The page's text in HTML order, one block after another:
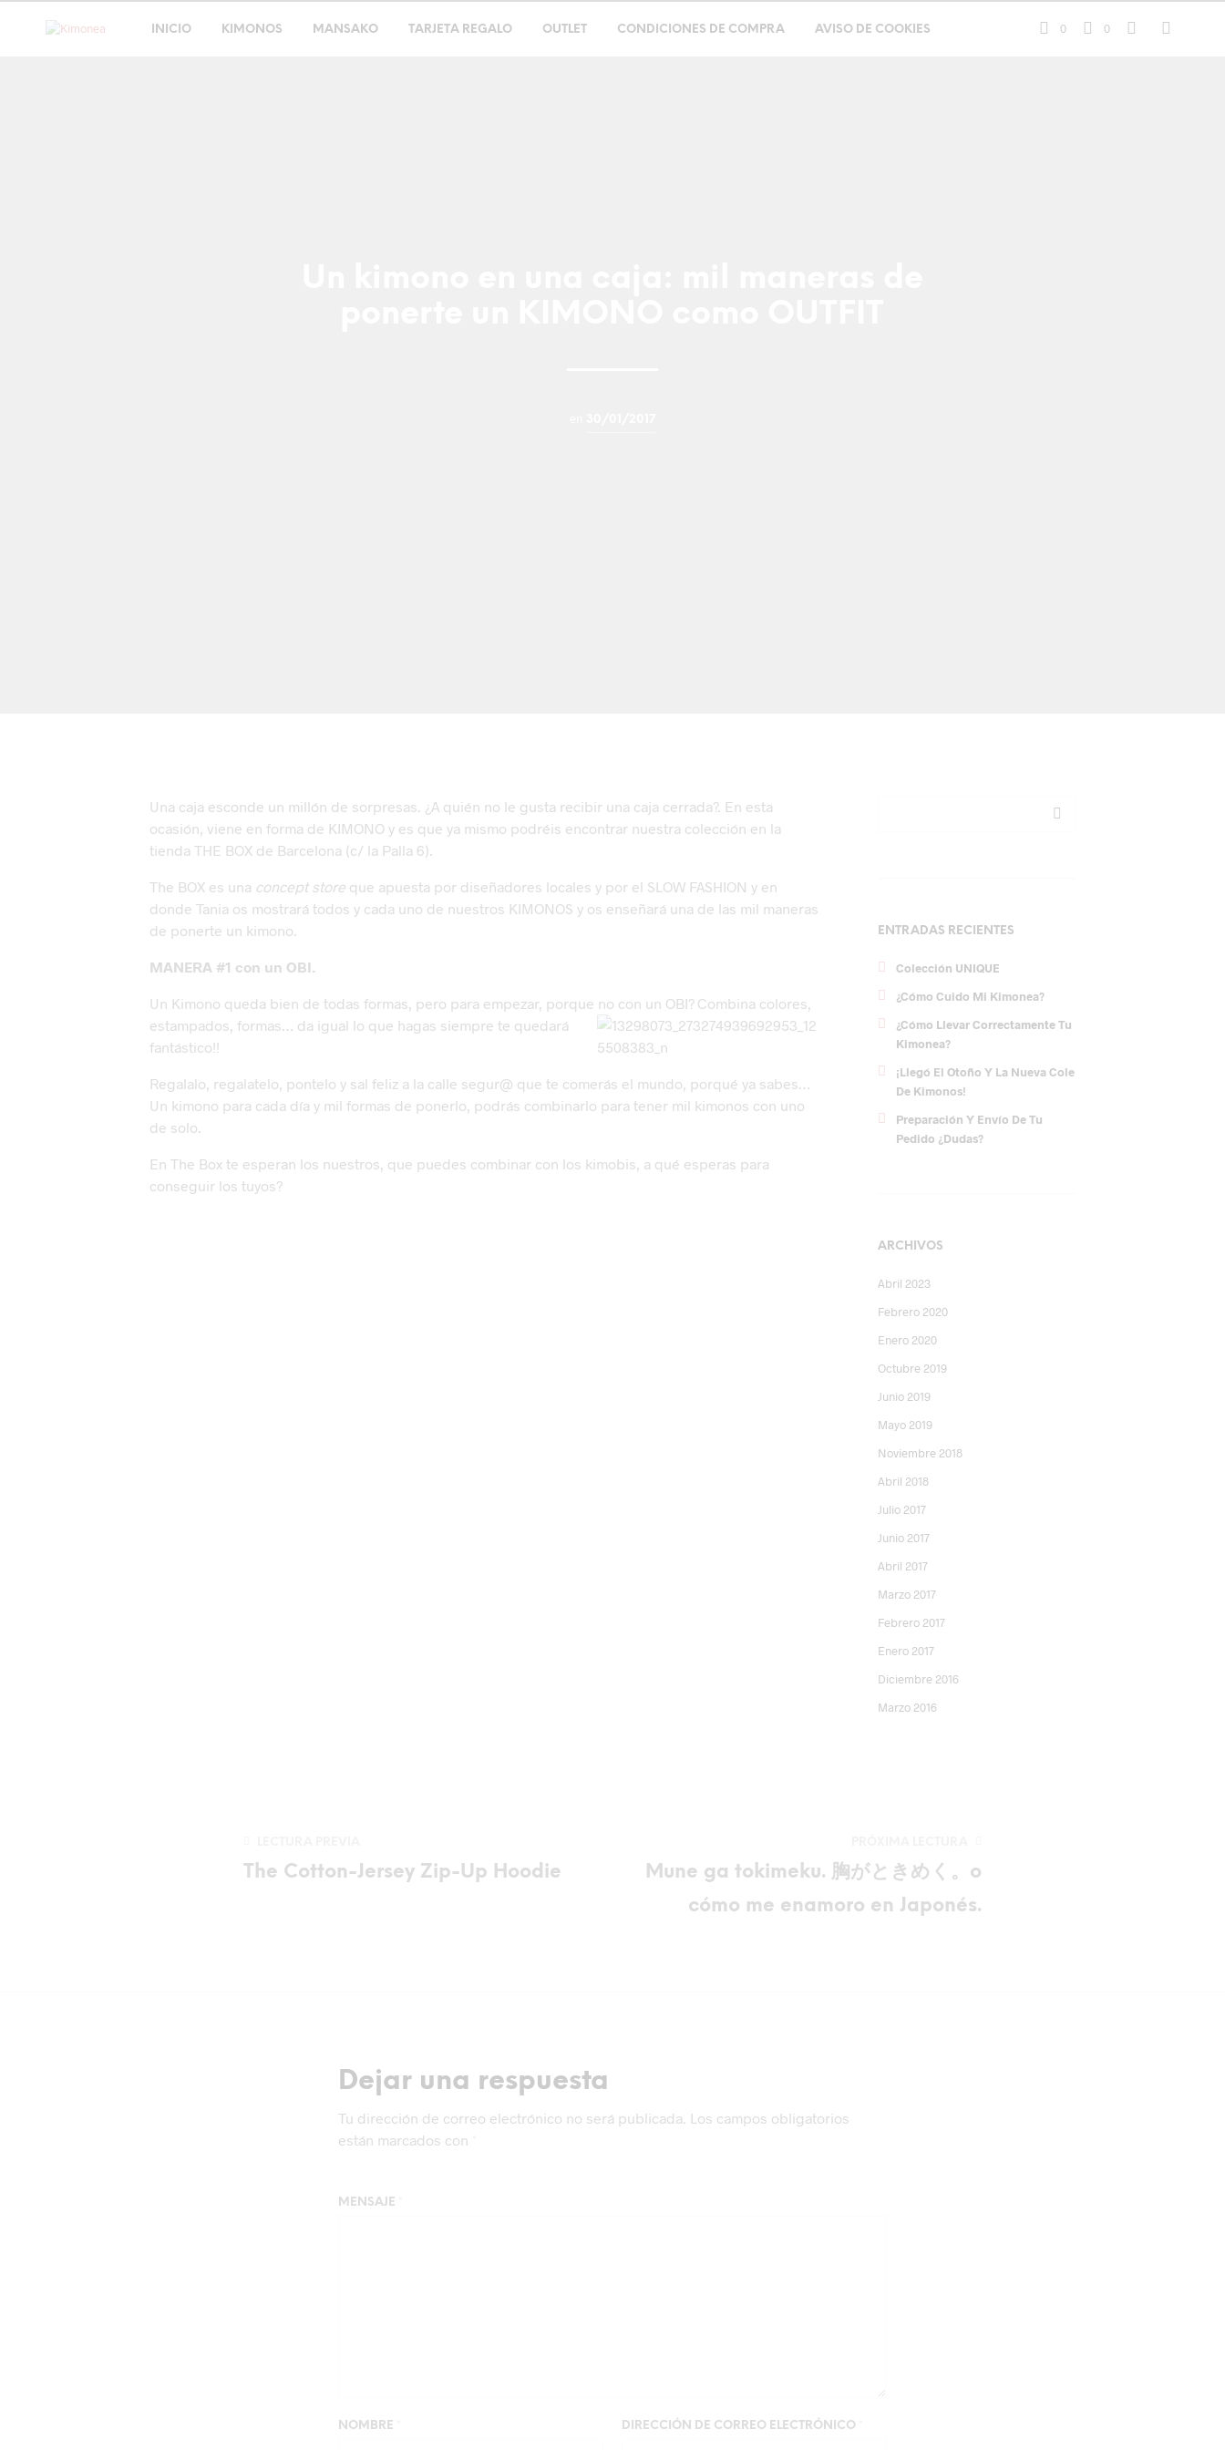
INICIO KIMONOS MANSAKO TARJETA REGALO OUTLET CONDICIONES DE COMPRA AVISO DE COOKIES 0 0
Una caja esconde un millón de sorpresas. ¿A quién no le gusta recibir una caja cerrada?. En esta
ocasión, viene en forma de KIMONO y es que ya mismo podréis encontrar nuestra colección en la
tienda THE BOX de Barcelona (c/ la Palla 6).
The BOX es una concept storeque apuesta por diseñadores locales y por el SLOW FASHION y en
donde Tania os mostrará todos y cada uno de nuestros KIMONOS y os enseñará una de las mil maneras
de ponerte un kimono.
MANERA #1 con un OBI.
Un Kimono queda bien de todas formas, pero para empezar, porque no con un OBI? Combina colores,
estampados, formas… da igual lo que hagas siempre te quedará
fantástico!!
Regalalo, regalatelo, pontelo y sal feliz a la calle segur@ que te comerás el mundo, porqué ya sabes…
Un kimono para cada día y mil formas de ponerlo, podrás combinarlo para tener mil kimonos con uno
de solo.
En The Box te esperan los nuestros, que puedes combinar con los kimobis, a qué esperas para
conseguir los tuyos?
ENTRADAS RECIENTES
Colección UNIQUE
¿Cómo Cuido Mi Kimonea?
¿Cómo Llevar Correctamente Tu
Kimonea?
¡Llegó El Otoño Y La Nueva Cole
De Kimonos!
Preparación Y Envío De Tu
Pedido ¿dudas?
ARCHIVOS
Abril 2023
Febrero 2020
Enero 2020
Octubre 2019
Junio 2019
Mayo 2019
Noviembre 2018
Abril 2018
Julio 2017
Junio 2017
Abril 2017
Marzo 2017
Febrero 2017
Enero 2017
Diciembre 2016
Marzo 2016
The Cotton-Jersey Zip-Up Hoodie
Mune ga tokimeku. 胸がときめく。o
cómo me enamoro en Japonés.
Dejar una respuesta
Tu dirección de correo electrónico no será publicada. Los campos obligatorios
están marcados con
MENSAJE
NOMBRE DIRECCIÓN DE CORREO ELECTRÓNICO